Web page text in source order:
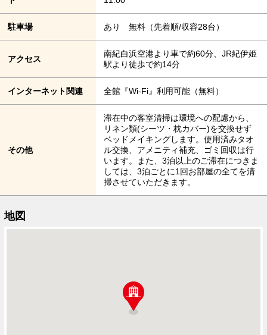
駐車場 あり 無料（先着順/収容28台）
アクセス
南紀白浜空港より車で約60分、JR紀伊姫
駅より徒歩で約14分
インターネット関連 全館『Wi-Fi』利用可能（無料）
その他
滞在中の客室清掃は環境への配慮から、
リネン類(シーツ・枕カバー)を交換せず
ベッドメイキングします。使用済みタオ
ル交換、アメニティ補充、ゴミ回収は行
います。また、3泊以上のご滞在につきま
しては、3泊ごとに1回お部屋の全てを清
掃させていただきます。
地図